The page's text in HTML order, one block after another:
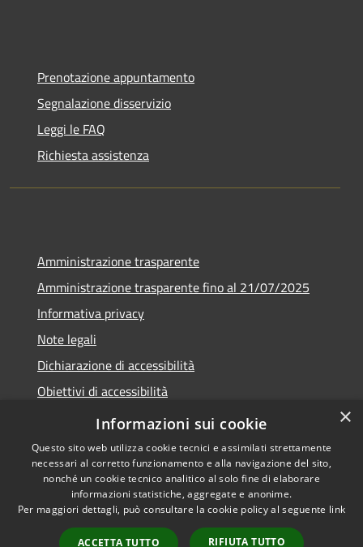
Prenotazione appuntamento
Segnalazione disservizio
Leggi le FAQ
Richiesta assistenza
Amministrazione trasparente
Amministrazione trasparente fino al 21/07/2025
Informativa privacy
Note legali
Dichiarazione di accessibilità
Obiettivi di accessibilità
Piano di miglioramento
Accessibilità
Copyright © 2026 • Comune di
Nembro • Powered by
Municipium• Accesso
×
Informazioni sui cookie
Questo sito web utilizza cookie tecnici e assimilati strettamente
necessari al corretto funzionamento e alla navigazione del sito,
nonché un cookie tecnico analitico al solo fine di elaborare
informazioni statistiche, aggregate e anonime.
Per maggiori dettagli, può consultare la cookie policy al seguente link
ACCETTA TUTTO RIFIUTA TUTTO